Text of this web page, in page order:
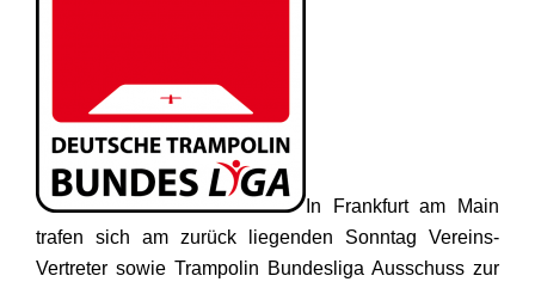
In Frankfurt am Main
trafen sich am zurück liegenden Sonntag Vereins-
Vertreter sowie Trampolin Bundesliga Ausschuss zur